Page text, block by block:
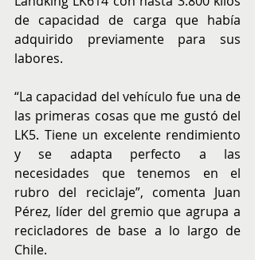
de capacidad de carga que había
adquirido previamente para sus
labores.
“La capacidad del vehículo fue una de
las primeras cosas que me gustó del
LK5. Tiene un excelente rendimiento
y se adapta perfecto a las
necesidades que tenemos en el
rubro del reciclaje”, comenta Juan
Pérez, líder del gremio que agrupa a
recicladores de base a lo largo de
Chile.